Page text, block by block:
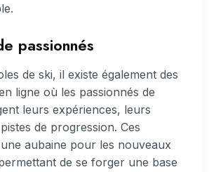
passionnés
de ski, il existe également des
ligne où les passionnés de
leurs expériences, leurs
de progression. Ces
aubaine pour les nouveaux
de se forger une base